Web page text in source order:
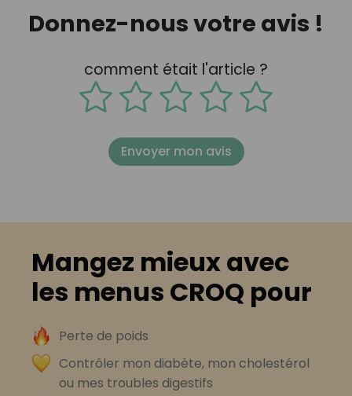
Donnez-nous votre avis !
comment était l'article ?
Envoyer mon avis
Mangez mieux avec
les menus CROQ pour
Perte de poids
Contrôler mon diabète, mon cholestérol
ou mes troubles digestifs